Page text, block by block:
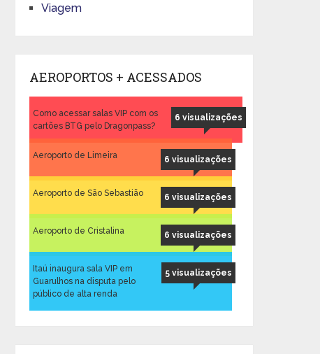
Viagem
AEROPORTOS + ACESSADOS
6 visualizações
Como acessar salas VIP com os
cartões BTG pelo Dragonpass?
6 visualizações
Aeroporto de Limeira
6 visualizações
Aeroporto de São Sebastião
6 visualizações
Aeroporto de Cristalina
5 visualizações
Itaú inaugura sala VIP em
Guarulhos na disputa pelo
público de alta renda